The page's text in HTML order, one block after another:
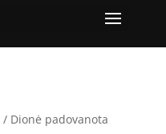
/ Dionė padovanota